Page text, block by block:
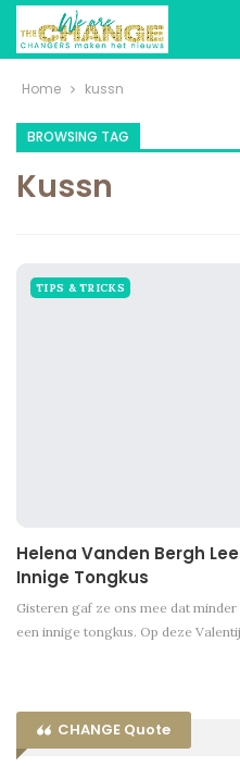
Home kussn
BROWSING TAG
Kussn
TIPS & TRICKS
Helena Vanden Bergh
Innige Tongkus
Gisteren gaf ze ons mee dat
een innige tongkus. Op deze
CHANGE Quote